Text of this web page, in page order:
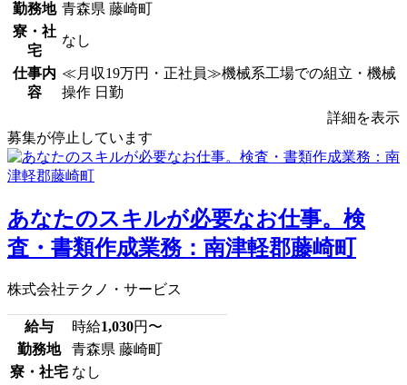
勤務地 青森県 藤崎町
寮・社
宅
なし
仕事内
容
≪月収19万円・正社員≫機械系工場での組立・機械
操作 日勤
詳細を表示
募集が停止しています
あなたのスキルが必要なお仕事。検
査・書類作成業務：南津軽郡藤崎町
株式会社テクノ・サービス
給与 時給1,030円〜
勤務地
青森県 藤崎町
寮・社宅 なし